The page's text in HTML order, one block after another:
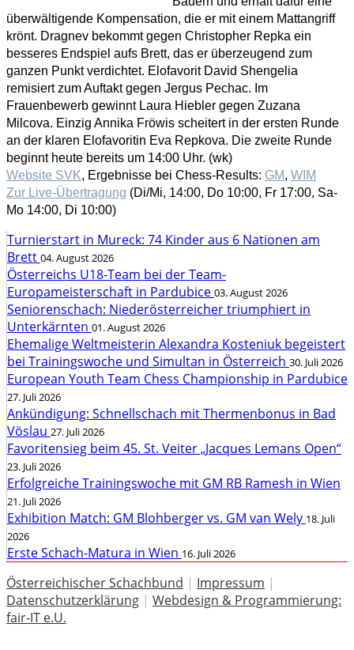
überwältigende Kompensation, die er mit einem Mattangriff
krönt. Dragnev bekommt gegen Christopher Repka ein
besseres Endspiel aufs Brett, das er überzeugend zum
ganzen Punkt verdichtet. Elofavorit David Shengelia
remisiert zum Auftakt gegen Jergus Pechac. Im
Frauenbewerb gewinnt Laura Hiebler gegen Zuzana
Milcova. Einzig Annika Fröwis scheitert in der ersten Runde
an der klaren Elofavoritin Eva Repkova. Die zweite Runde
beginnt heute bereits um 14:00 Uhr. (wk)
Website SVK, Ergebnisse bei Chess-Results: GM, WIM
Zur Live-Übertragung (Di/Mi, 14:00, Do 10:00, Fr 17:00, Sa-
Mo 14:00, Di 10:00)
Turnierstart in Mureck: 74 Kinder aus 6 Nationen am
Brett 04. August 2026
Österreichs U18-Team bei der Team-
Europameisterschaft in Pardubice 03. August 2026
Seniorenschach: Niederösterreicher triumphiert in
Unterkärnten 01. August 2026
Ehemalige Weltmeisterin Alexandra Kosteniuk begeistert
bei Trainingswoche und Simultan in Österreich 30. Juli 2026
European Youth Team Chess Championship in Pardubice
27. Juli 2026
Ankündigung: Schnellschach mit Thermenbonus in Bad
Vöslau 27. Juli 2026
Favoritensieg beim 45. St. Veiter „Jacques Lemans Open“
23. Juli 2026
Erfolgreiche Trainingswoche mit GM RB Ramesh in Wien
21. Juli 2026
Exhibition Match: GM Blohberger vs. GM van Wely 18. Juli
2026
Erste Schach-Matura in Wien 16. Juli 2026
Österreichischer Schachbund | Impressum |
Datenschutzerklärung | Webdesign & Programmierung:
fair-IT e.U.